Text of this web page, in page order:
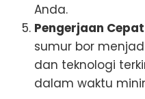
Anda.
Pengerjaan Cepat
sumur bor
dan teknologi
dalam waktu